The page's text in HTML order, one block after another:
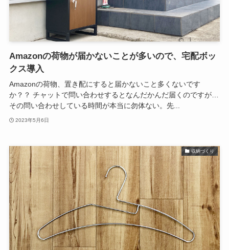
Amazonの荷物が届かないことが多いので、宅配ボッ
クス導入
Amazonの荷物、置き配にすると届かないこと多くないです
か？？ チャットで問い合わせするとなんだかんだ届くのですが…
その問い合わせしている時間が本当に勿体ない。先...
2023年5月6日
収納づくり